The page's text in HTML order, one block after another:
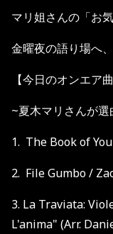
マリ姐さんの「お
金曜夜の語り場へ
【今日のオンエア曲
~夏木マリさんが
1. The Book of
2. File Gumbo /
3. La Traviata:
L'anima" (Arr.